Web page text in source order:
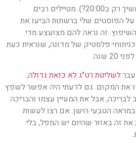
צריך לצאת ב17:00 כשמחשיך רק ב20:00?). מטיילים רבים
הפוסטים שלי ברשתות הביעו את
זה נראה להם מצועצע מדי.
פלסטיק של מדונה, שנראית כעת
שנה.
לשליטת רט"ג לא כזאת גדולה,
את המקום. גם לדעתי היה אפשר לשפץ
אבל את המעיין עצמו והבריכה
במראה הטבעי הישן. אם רצו לעשות
את זה באזור שהיום יש המפל, בלי